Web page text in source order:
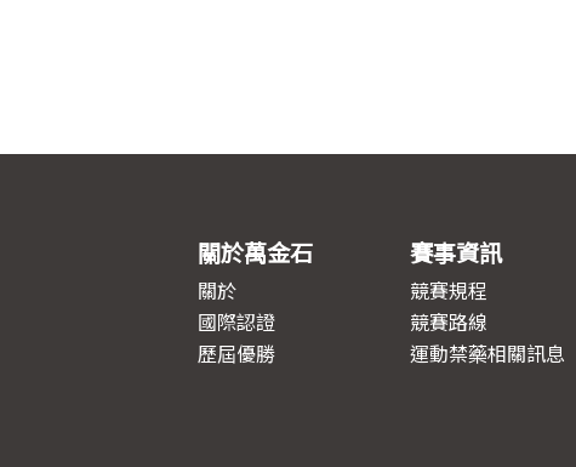
關於萬金石
關於
國際認證
歷屆優勝
賽事資訊
競賽規程
競賽路線
運動禁藥相關訊息